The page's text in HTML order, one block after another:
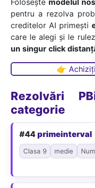
pentru a rezolva
creditelor AI primești
care le alegi și le
un singur click
👉
Rezolvări
categorie
#44primeinterval
Clasa 9 medie